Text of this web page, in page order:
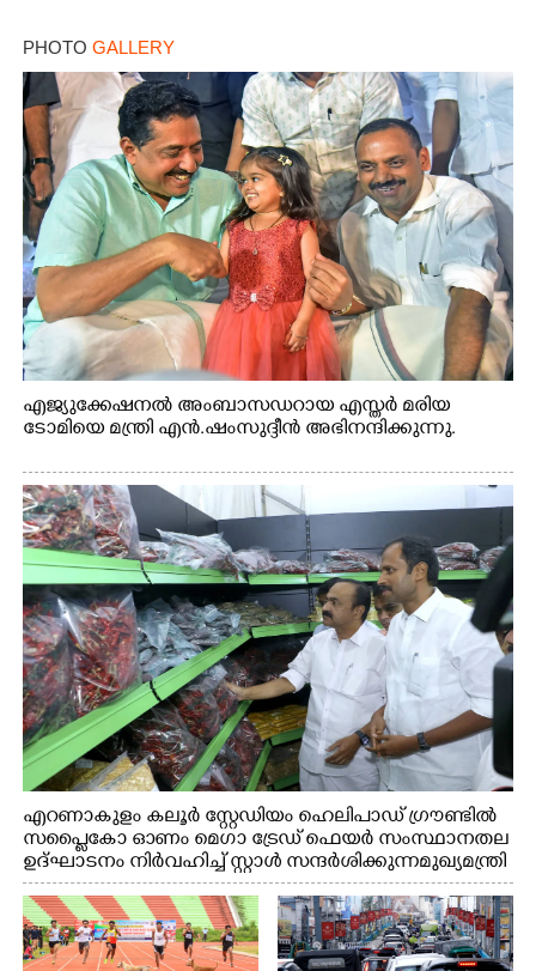
PHOTO GALLERY
എജ്യുക്കേഷനൽ അംബാസഡറായ എസ്തർ മരിയ
ടോമിയെ മന്ത്രി എൻ.ഷംസുദ്ദീൻ അഭിനന്ദിക്കുന്നു.
എറണാകുളം കലൂർ സ്റ്റേഡിയം ഹെലിപാഡ് ഗ്രൗണ്ടിൽ
സപ്ളൈകോ ഓണം മെഗാ ട്രേഡ് ഫെയർ സംസ്ഥാനതല
ഉദ്ഘാടനം നിർവഹിച്ച് സ്റ്റാൾ സന്ദർശിക്കുന്ന മുഖ്യമന്ത്രി
വി.ഡി. സതീശൻ. മന്ത്രി അനൂപ് ജേക്കബ് സമീപം